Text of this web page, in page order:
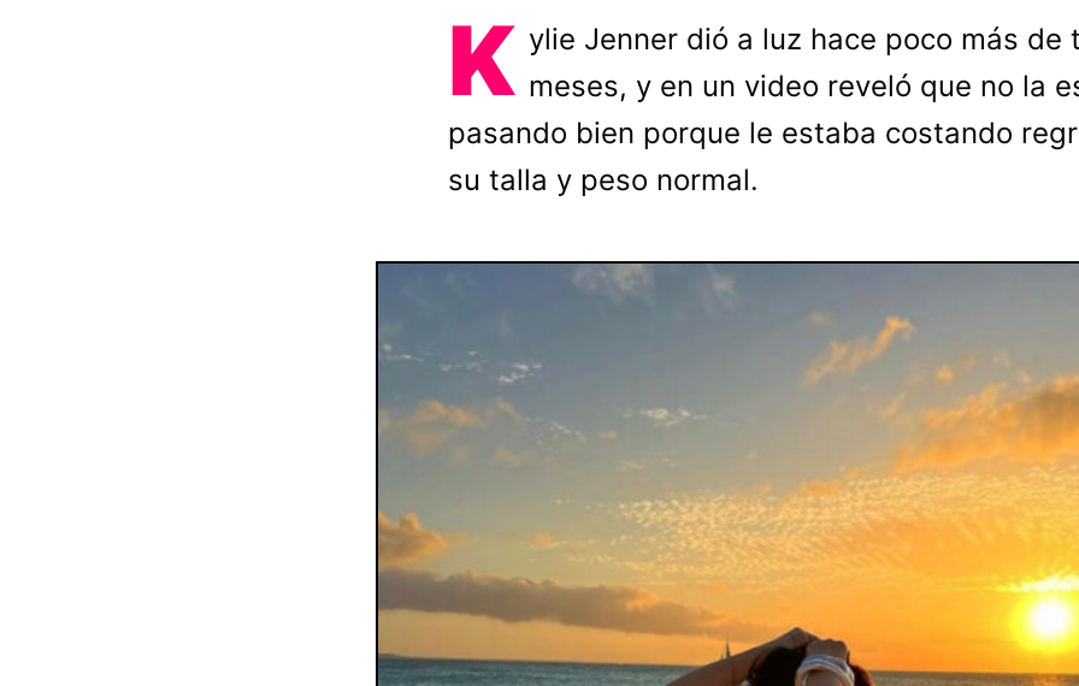
K ylie Jenner dió a luz hace poco más de
meses, y en un video reveló que no la
pasando bien porque le estaba costando
su talla y peso normal.